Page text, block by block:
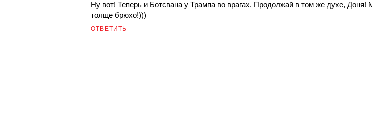
Ну вот! Теперь и Ботсвана у Трампа во врагах. Продолжай в том же духе, Доня!
толще брюхо!)))
ОТВЕТИТЬ